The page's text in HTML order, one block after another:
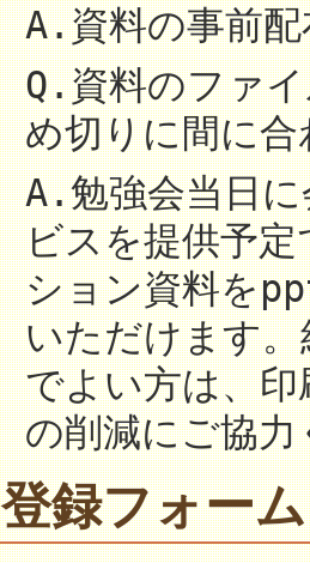
A.資料の事前
Q.資料のファ
め切りに間に
A.勉強会当日
ビスを提供予
ション資料を
いただけます
でよい方は、
の削減にご協
登録フォーム